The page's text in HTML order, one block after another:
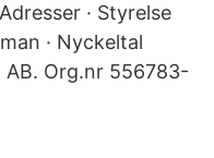
· Styrelse
· Nyckeltal
AB. Org.nr 556783-